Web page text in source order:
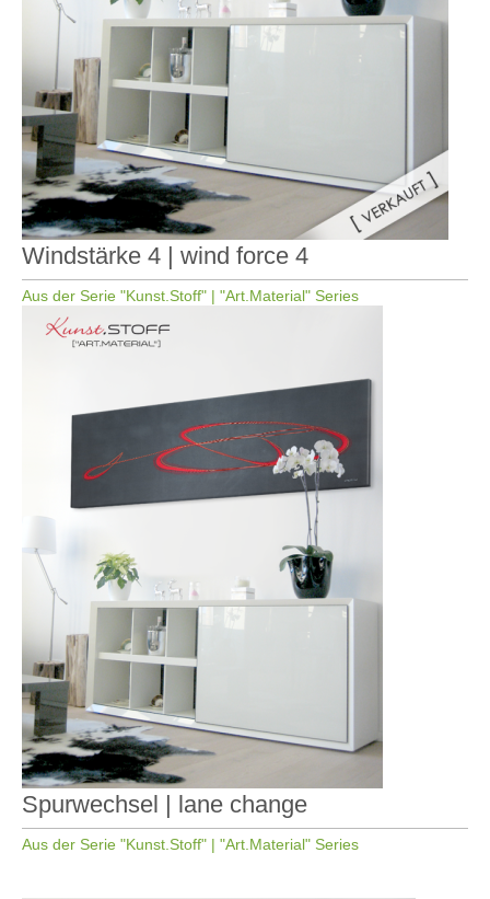
Windstärke 4 | wind force 4
Aus der Serie "Kunst.Stoff" | "Art.Material" Series
Spurwechsel | lane change
Aus der Serie "Kunst.Stoff" | "Art.Material" Series